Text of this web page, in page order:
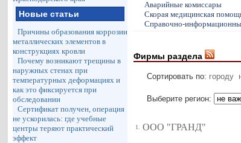
Новые статьи
Причины образования коррозии
металлических элементов в
конструкциях кровли
Почему возникают трещины в
наружных стенах при
температурных деформациях и
как это фиксируется при
обследовании
Сертификат получен, операция
не ускорилась: где учебные
центры теряют практический
эффект
Аварийные комиссары
Скорая медицинская
Справочно-
Фирмы раздела
Сортировать по: городу
Выберите регион:
1. ООО "ГРАНД"